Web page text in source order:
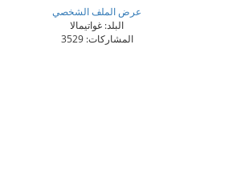
عرض الملف الشخصي
البلد: غواتيمالا
المشاركات: 3529